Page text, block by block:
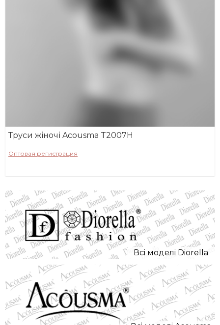
Труси жіночі Acousma T2007H
Оптовая регистрация
Всi моделi Diorella